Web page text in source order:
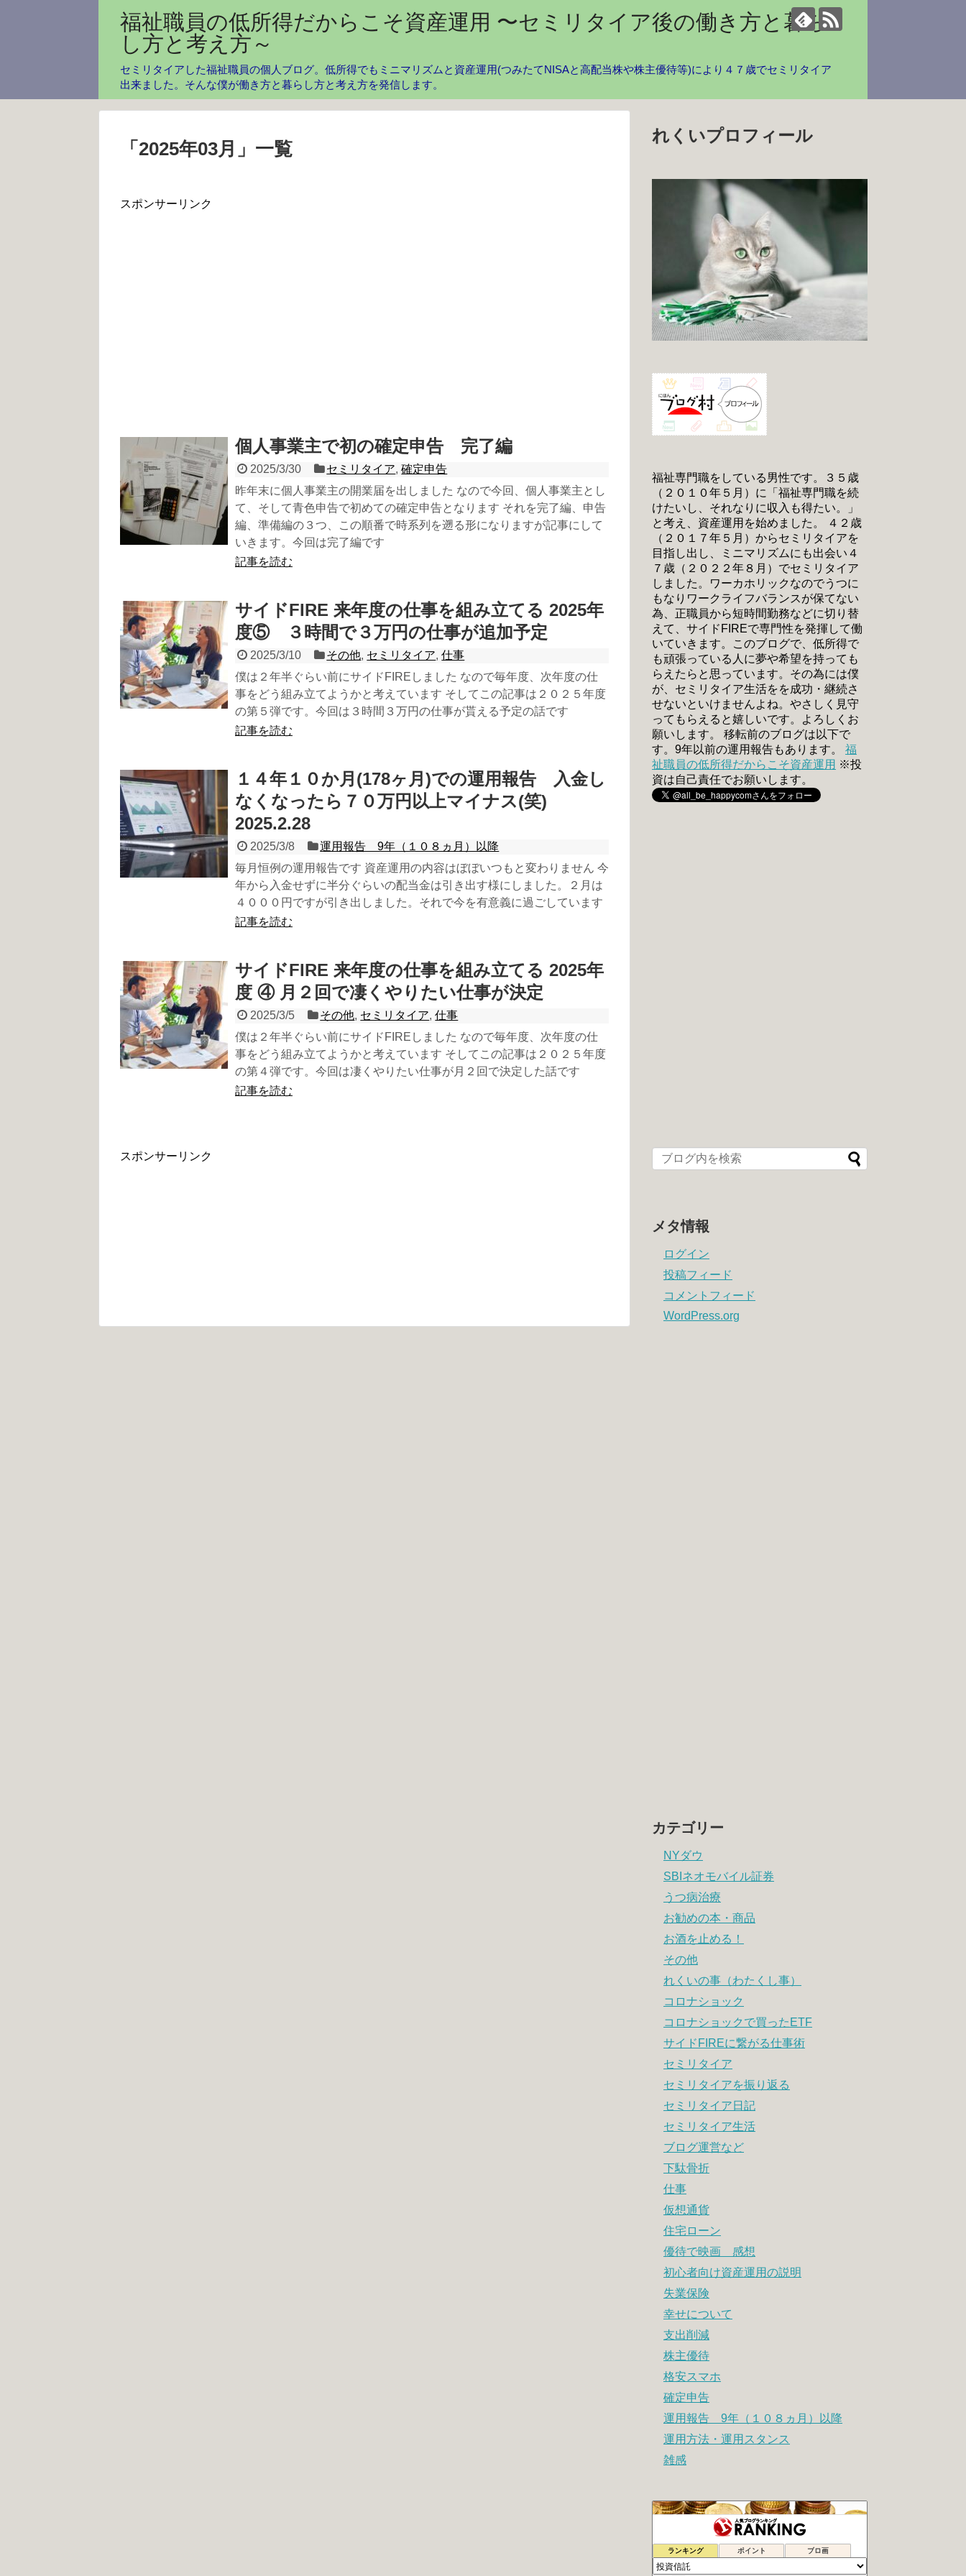
福祉職員の低所得だからこそ資産運用 〜セミリタイア後の働き方と暮ら
し方と考え方～
セミリタイアした福祉職員の個人ブログ。低所得でもミニマリズムと資産運用(つみたてNISAと高配当株や株主優待等)により４７歳でセミリタイア
出来ました。そんな僕が働き方と暮らし方と考え方を発信します。
「 2025年03月 」 一覧
スポンサーリンク
個人事業主で初の確定申告 完了編
2025/3/30 セミリタイア,確定申告
昨年末に個人事業主の開業届を出しました なので今回、個人事業主とし
て、そして青色申告で初めての確定申告となります それを完了編、申告
編、準備編の３つ、この順番で時系列を遡る形になりますが記事にして
いきます。今回は完了編です
記事を読む
サイドFIRE 来年度の仕事を組み立てる 2025年
度⑤ ３時間で３万円の仕事が追加予定
2025/3/10 その他, セミリタイア,仕事
僕は２年半ぐらい前にサイドFIREしました なので毎年度、次年度の仕
事をどう組み立てようかと考えています そしてこの記事は２０２５年度
の第５弾です。今回は３時間３万円の仕事が貰える予定の話です
記事を読む
１４年１０か月(178ヶ月)での運用報告 入金し
なくなったら７０万円以上マイナス(笑)
2025.2.28
2025/3/8
運用報告 9年（１０８ヵ月）以降
毎月恒例の運用報告です 資産運用の内容はぼぼいつもと変わりません 今
年から入金せずに半分ぐらいの配当金は引き出す様にしました。２月は
４０００円ですが引き出しました。それで今を有意義に過ごしています
記事を読む
サイドFIRE 来年度の仕事を組み立てる 2025年
度 ④ 月２回で凄くやりたい仕事が決定
2025/3/5 その他, セミリタイア,仕事
僕は２年半ぐらい前にサイドFIREしました なので毎年度、次年度の仕
事をどう組み立てようかと考えています そしてこの記事は２０２５年度
の第４弾です。今回は凄くやりたい仕事が月２回で決定した話です
記事を読む
スポンサーリンク
れくいプロフィール
福祉専門職をしている男性です。３５歳
（２０１０年５月）に「福祉専門職を続
けたいし、それなりに収入も得たい。」
と考え、資産運用を始めました。 ４２歳
（２０１７年５月）からセミリタイアを
目指し出し、ミニマリズムにも出会い４
７歳（２０２２年８月）でセミリタイア
しました。ワーカホリックなのでうつに
もなりワークライフバランスが保てない
為、正職員から短時間勤務などに切り替
えて、サイドFIREで専門性を発揮して働
いていきます。このブログで、低所得で
も頑張っている人に夢や希望を持っても
らえたらと思っています。その為には僕
が、セミリタイア生活をを成功・継続さ
せないといけませんよね。やさしく見守
ってもらえると嬉しいです。よろしくお
願いします。 移転前のブログは以下で
す。9年以前の運用報告もあります。 福
祉職員の低所得だからこそ資産運用 ※投
資は自己責任でお願いします。
メタ情報
ログイン
投稿フィード
コメントフィード
WordPress.org
カテゴリー
NYダウ
SBIネオモバイル証券
うつ病治療
お勧めの本・商品
お酒を止める！
その他
れくいの事（わたくし事）
コロナショック
コロナショックで買ったETF
サイドFIREに繋がる仕事術
セミリタイア
セミリタイアを振り返る
セミリタイア日記
セミリタイア生活
ブログ運営など
下駄骨折
仕事
仮想通貨
住宅ローン
優待で映画 感想
初心者向け資産運用の説明
失業保険
幸せについて
支出削減
株主優待
格安スマホ
確定申告
運用報告 9年（１０８ヵ月）以降
運用方法・運用スタンス
雑感
ランキング ポイント ブロ画
71位 シュウの２０代副業で１００万円への道
72位 地道にぽちぽちポイント長者